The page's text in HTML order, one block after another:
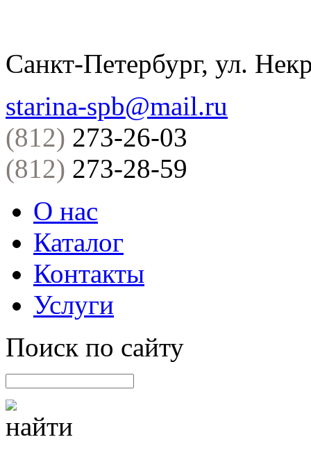
Санкт-Петербург, ул.
starina-spb@mail.ru
(812) 273-26-03
(812) 273-28-59
О нас
Каталог
Контакты
Услуги
Поиск по сайту